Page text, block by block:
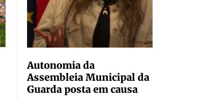
Autonomia da
Assembleia Municipal da
Guarda posta em causa